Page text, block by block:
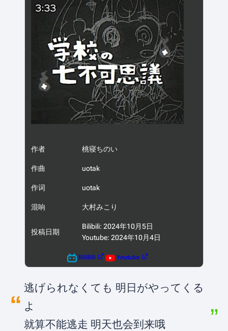
作者 桃寝ちのい
作曲 uotak
作词 uotak
混响 大村みこり
投稿日期
Bilibili: 2024年10月5日
Youtube: 2024年10月4日
BiliBili Youtube
“
逃げられなくても 明日がやってくる
よ
就算不能逃走 明天也会到来哦
„